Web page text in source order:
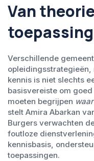
Van
toepassing
Verschillende
kennis is niet slechts
basisvereiste om
moeten begrijpen
stelt Amira Abarkan
Burgers verwachten
foutloze
kennisbasis,
toepassingen.